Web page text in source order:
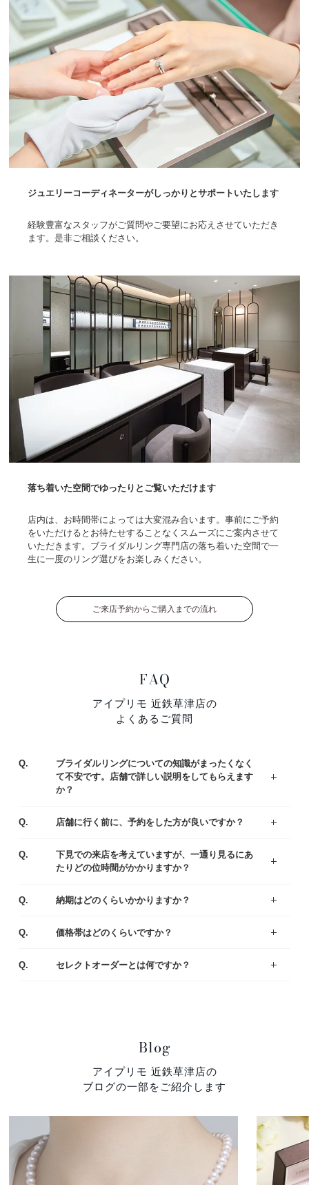
ジュエリーコーディネーターがしっかりとサポートいたします
経験豊富なスタッフがご質問やご要望にお応えさせていただき
ます。是非ご相談ください。
落ち着いた空間でゆったりとご覧いただけます
店内は、お時間帯によっては大変混み合います。事前にご予約
をいただけるとお待たせすることなくスムーズにご案内させて
いただきます。ブライダルリング専門店の落ち着いた空間で一
生に一度のリング選びをお楽しみください。
ご来店予約からご購入までの流れ
FAQ
アイプリモ 近鉄草津店の
よくあるご質問
Q.
ブライダルリングについての知識がまったくなく
て不安です。店舗で詳しい説明をしてもらえます
か？
Q.
店舗に行く前に、予約をした方が良いですか？
Q.
下見での来店を考えていますが、一通り見るにあ
たりどの位時間がかかりますか？
Q.
納期はどのくらいかかりますか？
Q.
価格帯はどのくらいですか？
Q.
セレクトオーダーとは何ですか？
Blog
アイプリモ 近鉄草津店の
ブログの一部をご紹介します